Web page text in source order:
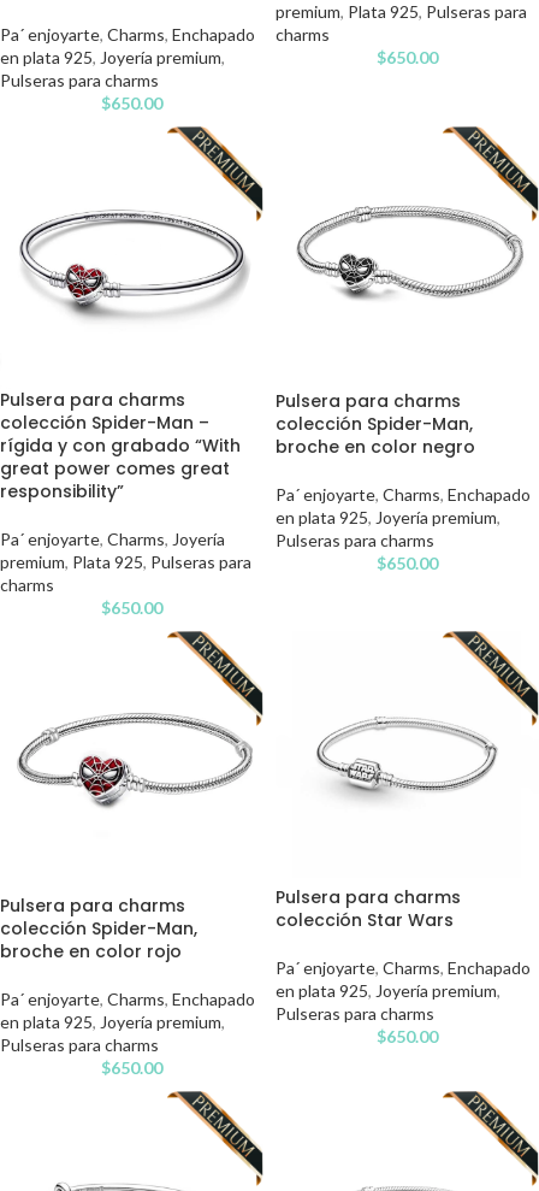
Pa´ enjoyarte, Charms, Enchapado
en plata 925, Joyería premium,
Pulseras para charms
$650.00
premium, Plata 925, Pulseras para
charms
$650.00
Pulsera para charms
colección Spider-Man –
rígida y con grabado “With
great power comes great
responsibility”
Pa´ enjoyarte, Charms, Joyería
premium, Plata 925, Pulseras para
charms
$650.00
Pulsera para charms
colección Spider-Man,
broche en color negro
Pa´ enjoyarte, Charms, Enchapado
en plata 925, Joyería premium,
Pulseras para charms
$650.00
Pulsera para charms
colección Spider-Man,
broche en color rojo
Pa´ enjoyarte, Charms, Enchapado
en plata 925, Joyería premium,
Pulseras para charms
$650.00
Pulsera para charms
colección Star Wars
Pa´ enjoyarte, Charms, Enchapado
en plata 925, Joyería premium,
Pulseras para charms
$650.00